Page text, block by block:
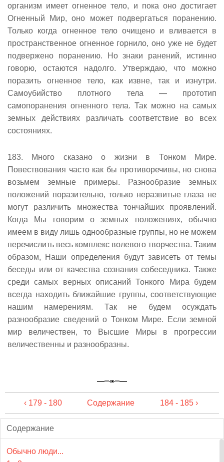
организм имеет огненное тело, и пока оно достигает
Огненный Мир, оно может подвергаться поранению.
Только когда огненное тело очищено и вливается в
пространственное огненное горнило, оно уже не будет
подвержено поранению. Но знаки ранений, истинно
говорю, остаются надолго. Утверждаю, что можно
поразить огненное тело, как извне, так и изнутри.
Самоубийство плотного тела — прототип
самопоранения огненного тела. Так можно на самых
земных действиях различать соответствие во всех
состояниях.
183. Много сказано о жизни в Тонком Мире.
Повествования часто как бы противоречивы, но снова
возьмем земные примеры. Разнообразие земных
положений поразительно, только неразвитые глаза не
могут различить множества тончайших проявлений.
Когда Мы говорим о земных положениях, обычно
имеем в виду лишь однообразные группы, но не можем
перечислить весь комплекс волевого творчества. Таким
образом, Наши определения будут зависеть от темы
беседы или от качества сознания собеседника. Также
среди самых верных описаний Тонкого Мира будем
всегда находить ближайшие группы, соответствующие
нашим намерениям. Так не будем осуждать
разнообразие сведений о Тонком Мире. Если земной
мир величествен, то Высшие Миры в прогрессии
величественны и разнообразны.
‹ 179 - 180 Содержание 184 - 185 ›
Содержание
Обычно люди...